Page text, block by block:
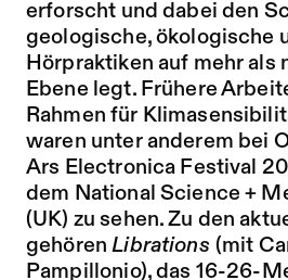
erforscht und dabei den
geologische, ökologische
Hörpraktiken auf mehr als
Ebene legt. Frühere
Rahmen für
waren unter anderem bei
Ars Electronica Festival
dem National Science +
(UK) zu sehen. Zu den
gehörenLibrations (mit
Pampillonio), das 16-26-